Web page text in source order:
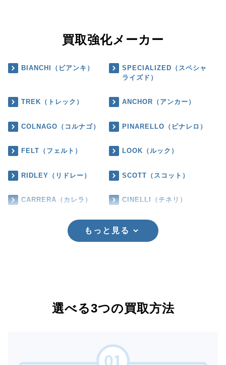
買取強化メーカー
BIANCHI（ビアンキ）
SPECIALIZED（スペシャ
ライズド）
TREK（トレック） ANCHOR（アンカー）
COLNAGO（コルナゴ） PINARELLO（ピナレロ）
FELT（フェルト） LOOK（ルック）
RIDLEY（リドレー） SCOTT（スコット）
CARRERA（カレラ） CINELLI（チネリ）
もっと見る
選べる3つの買取方法